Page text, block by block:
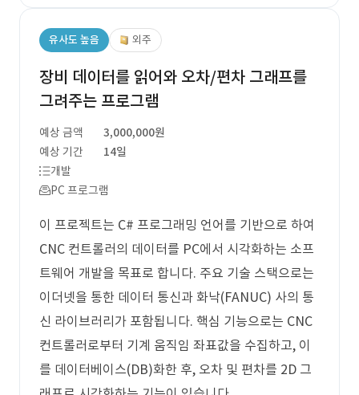
유사도 높음 외주
장비 데이터를 읽어와 오차/편차 그래프를
그려주는 프로그램
예상 금액
3,000,000원
예상 기간
14일
개발
PC 프로그램
이 프로젝트는 C# 프로그래밍 언어를 기반으로 하여
CNC 컨트롤러의 데이터를 PC에서 시각화하는 소프
트웨어 개발을 목표로 합니다. 주요 기술 스택으로는
이더넷을 통한 데이터 통신과 화낙(FANUC) 사의 통
신 라이브러리가 포함됩니다. 핵심 기능으로는 CNC
컨트롤러로부터 기계 움직임 좌표값을 수집하고, 이
를 데이터베이스(DB)화한 후, 오차 및 편차를 2D 그